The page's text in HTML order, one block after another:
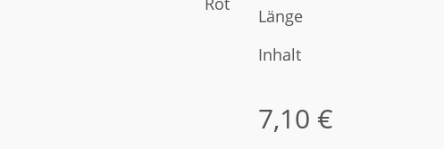
Länge
Inhalt
7,10 €